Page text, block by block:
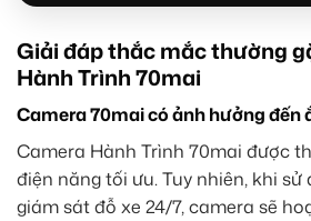
Giải đáp thắc mắc thường
Hành Trình 70mai
Camera 70mai có ảnh hưởng đến
Camera Hành Trình 70mai được
điện năng tối ưu. Tuy nhiên, khi
giám sát đỗ xe 24/7, camera sẽ